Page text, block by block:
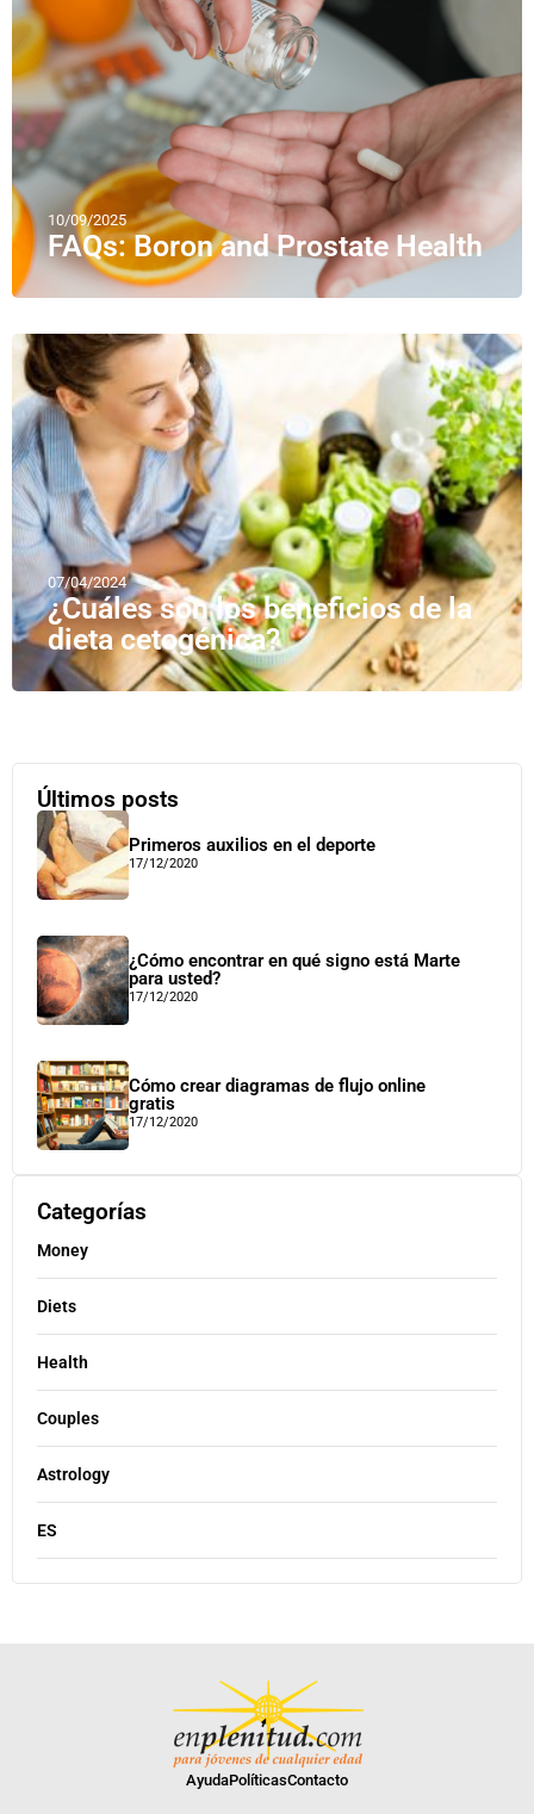
10/09/2025
FAQs: Boron and Prostate Health
07/04/2024
¿Cuáles son los beneficios de la
dieta cetogénica?
Últimos posts
Primeros auxilios en el deporte
17/12/2020
¿Cómo encontrar en qué signo está Marte
para usted?
17/12/2020
Cómo crear diagramas de flujo online
gratis
17/12/2020
Categorías
Money
Diets
Health
Couples
Astrology
ES
AyudaPolíticasContacto